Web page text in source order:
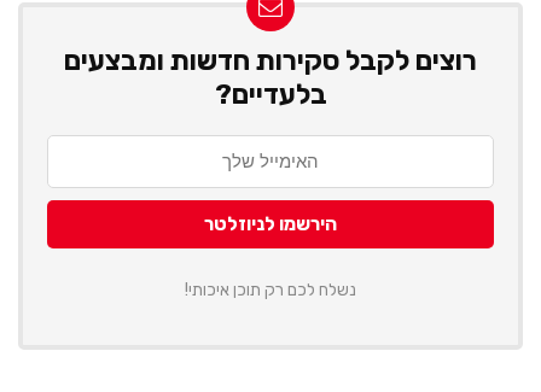
רוצים לקבל סקירות חדשות ומבצעים
בלעדיים?
נשלח לכם רק תוכן איכותי!